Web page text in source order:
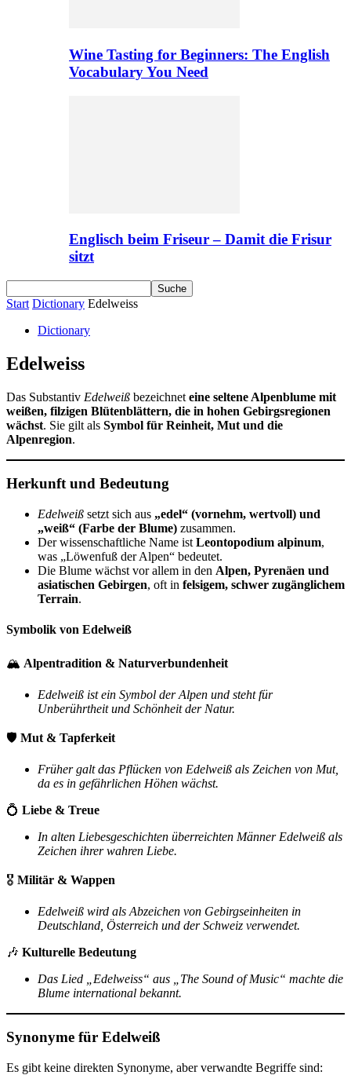
Wine Tasting for Beginners: The English
Vocabulary You Need
Englisch beim Friseur – Damit die Frisur
sitzt
Start Dictionary Edelweiss
Dictionary
Edelweiss
Das Substantiv Edelweiß bezeichnet eine seltene Alpenblume mit
weißen, filzigen Blütenblättern, die in hohen Gebirgsregionen
wächst. Sie gilt als Symbol für Reinheit, Mut und die
Alpenregion.
Herkunft und Bedeutung
Edelweiß setzt sich aus „edel“ (vornehm, wertvoll) und
„weiß“ (Farbe der Blume) zusammen.
Der wissenschaftliche Name ist Leontopodium alpinum,
was „Löwenfuß der Alpen“ bedeutet.
Die Blume wächst vor allem in den Alpen, Pyrenäen und
asiatischen Gebirgen, oft in felsigem, schwer zugänglichem
Terrain.
Symbolik von Edelweiß
🏔 Alpentradition & Naturverbundenheit
Edelweiß ist ein Symbol der Alpen und steht für
Unberührtheit und Schönheit der Natur.
🛡 Mut & Tapferkeit
Früher galt das Pflücken von Edelweiß als Zeichen von Mut,
da es in gefährlichen Höhen wächst.
💍 Liebe & Treue
In alten Liebesgeschichten überreichten Männer Edelweiß als
Zeichen ihrer wahren Liebe.
🎖 Militär & Wappen
Edelweiß wird als Abzeichen von Gebirgseinheiten in
Deutschland, Österreich und der Schweiz verwendet.
🎶 Kulturelle Bedeutung
Das Lied „Edelweiss“ aus „The Sound of Music“ machte die
Blume international bekannt.
Synonyme für Edelweiß
Es gibt keine direkten Synonyme, aber verwandte Begriffe sind: